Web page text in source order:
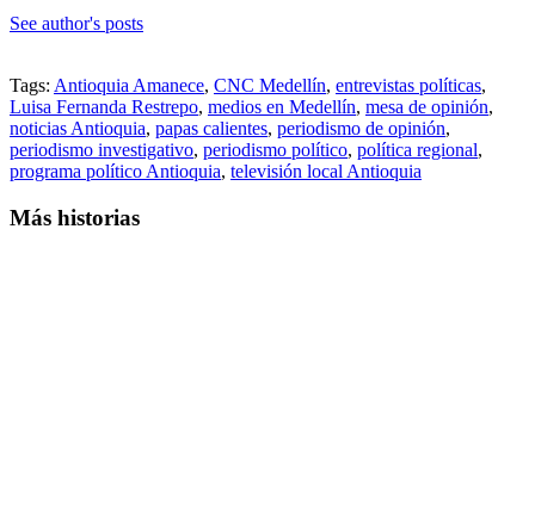
See author's posts
Tags: Antioquia Amanece, CNC Medellín, entrevistas políticas,
Luisa Fernanda Restrepo, medios en Medellín, mesa de opinión,
noticias Antioquia, papas calientes, periodismo de opinión,
periodismo investigativo, periodismo político, política regional,
programa político Antioquia, televisión local Antioquia
Más historias